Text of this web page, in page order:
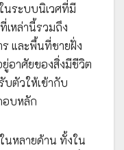
ระบบนิเวศที่มี
หล่านี้รวมถึง
และพื้นที่ชายฝั่ง
อาศัยของสิ่งมีชีวิต
ตัวให้เข้ากับ
อบหลัก
หลายด้าน ทั้งใน